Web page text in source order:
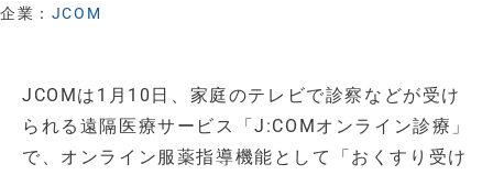
企業： JCOM
JCOMは1月10日、家庭のテレビで診察などが受け
られる遠隔医療サービス「J:COMオンライン診療」
で、オンライン服薬指導機能として「おくすり受け